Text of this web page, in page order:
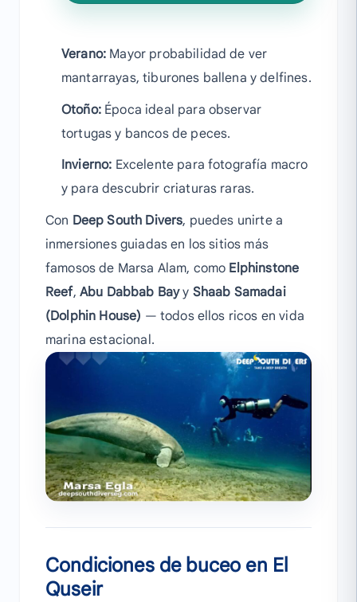
Verano: Mayor probabilidad de ver
mantarrayas, tiburones ballena y delfines.
Otoño:Época ideal para observar
tortugas y bancos de peces.
Invierno: Excelente para fotografía macro
y para descubrir criaturas raras.
Con Deep South Divers, puedes unirte a
inmersiones guiadas en los sitios más
famosos de Marsa Alam, como Elphinstone
Reef, Abu Dabbab Bayy Shaab Samadai
(Dolphin House) — todos ellos ricos en vida
marina estacional.
Condiciones de buceo en El
Quseir